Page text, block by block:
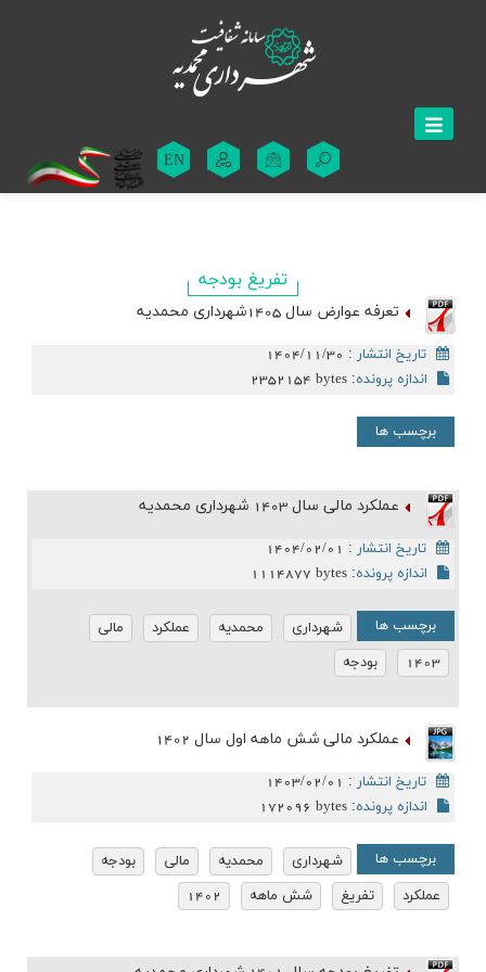
EN
تفریغ بودجه
تعرفه عوارض سال 1405شهرداری محمدیه
تاریخ انتشار :
1404/11/30
اندازه پرونده:
2352154 bytes
برچسب ها
عملکرد مالی سال 1403 شهرداری محمدیه
تاریخ انتشار :
1404/02/01
اندازه پرونده:
1114877 bytes
برچسب ها شهرداری محمدیه عملکرد
مالی
1403
بودجه
عملکرد مالی شش ماهه اول سال 1402
تاریخ انتشار :
1403/02/01
اندازه پرونده:
172096 bytes
برچسب ها شهرداری محمدیه مالی
بودجه
عملکرد
تفریغ شش ماهه 1402